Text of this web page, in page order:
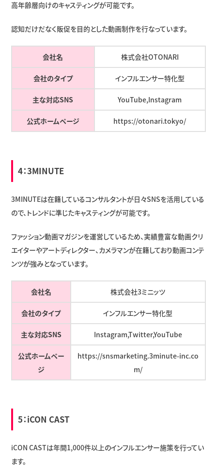
高年齢層向けのキャスティングが可能です。
認知だけだなく販促を目的とした動画制作を行なっています。
会社名 株式会社OTONARI
会社のタイプ インフルエンサー特化型
主な対応SNS YouTube,Instagram
公式ホームページ https://otonari.tokyo/
4：3MINUTE
3MINUTEは在籍しているコンサルタントが日々SNSを活用している
ので、トレンドに準じたキャスティングが可能です。
ファッション動画マガジンを運営しているため、実績豊富な動画クリ
エイターやアートディレクター、カメラマンが在籍しており動画コンテ
ンツが強みとなっています。
会社名 株式会社3ミニッツ
会社のタイプ インフルエンサー特化型
主な対応SNS Instagram,Twitter,YouTube
公式ホームペー
ジ
https://snsmarketing.3minute-inc.co
m/
5：iCON CAST
iCON CASTは年間1,000件以上のインフルエンサー施策を行ってい
ます。